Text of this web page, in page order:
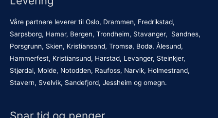
Våre partnere leverer til Oslo, Drammen, Fredrikstad,
Sarpsborg, Hamar, Bergen, Trondheim, Stavanger, Sandnes,
Porsgrunn, Skien, Kristiansand, Tromsø, Bodø, Ålesund,
Hammerfest, Kristiansund, Harstad, Levanger, Steinkjer,
Stjørdal, Molde, Notodden, Raufoss, Narvik, Holmestrand,
Stavern, Svelvik, Sandefjord, Jessheim og omegn.
Spar tid og penger